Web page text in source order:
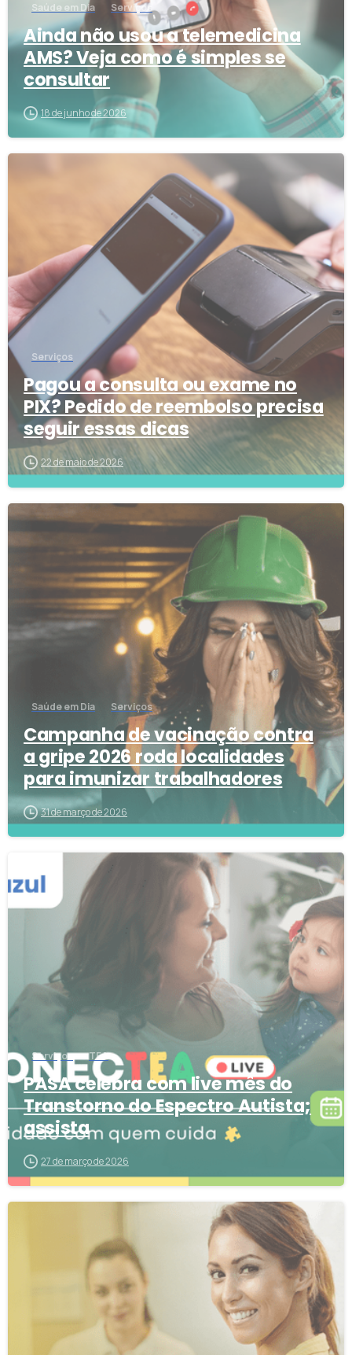
Saúde em Dia Serviços
Ainda não usou a telemedicina
AMS? Veja como é simples se
consultar
18 de junho de 2026
3
Serviços
Pagou a consulta ou exame no
PIX? Pedido de reembolso precisa
seguir essas dicas
22 de maio de 2026
Saúde em Dia Serviços
Campanha de vacinação contra
a gripe 2026 roda localidades
para imunizar trabalhadores
31 de março de 2026
2
Serviços TEA
PASA celebra com live mês do
Transtorno do Espectro Autista;
assista
27 de março de 2026